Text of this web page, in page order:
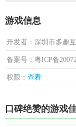
游戏信息
开发者：深圳市多趣
备案号：粤ICP备
权限：查看
口碑绝赞的游戏